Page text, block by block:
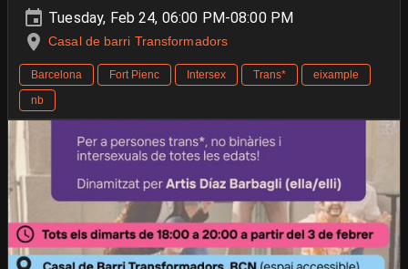
Tuesday, Feb 24, 06:00 PM-08:00 PM
Casal de barri Transformadors
Barcelona Fort Pienc Intersex Trans*
eixample
nb